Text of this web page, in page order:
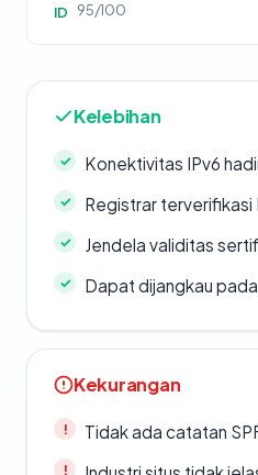
ID 95/100
Kelebihan
Konektivitas IPv6
Registrar terverifikasi
Jendela validitas
Dapat dijangkau
Kekurangan
Tidak ada catatan